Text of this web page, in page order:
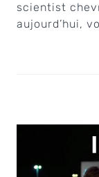
scientist
aujourd’hui,